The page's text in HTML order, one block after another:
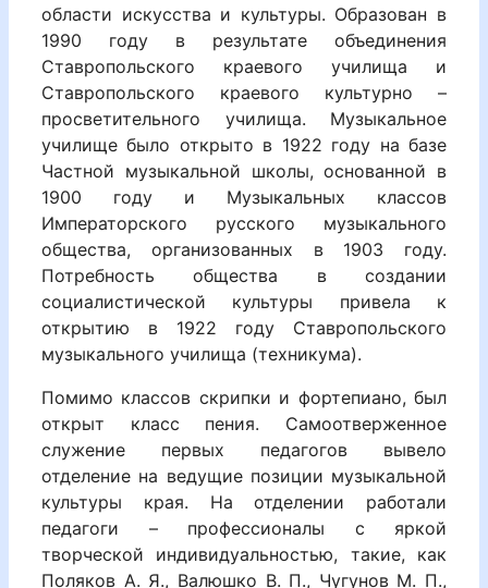
области искусства и культуры. Образован в
1990 году в результате объединения
Ставропольского краевого училища и
Ставропольского краевого культурно –
просветительного училища. Музыкальное
училище было открыто в 1922 году на базе
Частной музыкальной школы, основанной в
1900 году и Музыкальных классов
Императорского русского музыкального
общества, организованных в 1903 году.
Потребность общества в создании
социалистической культуры привела к
открытию в 1922 году Ставропольского
музыкального училища (техникума).
Помимо классов скрипки и фортепиано, был
открыт класс пения. Самоотверженное
служение первых педагогов вывело
отделение на ведущие позиции музыкальной
культуры края. На отделении работали
педагоги – профессионалы с яркой
творческой индивидуальностью, такие, как
Поляков А. Я., Валюшко В. П., Чугунов М. П.,